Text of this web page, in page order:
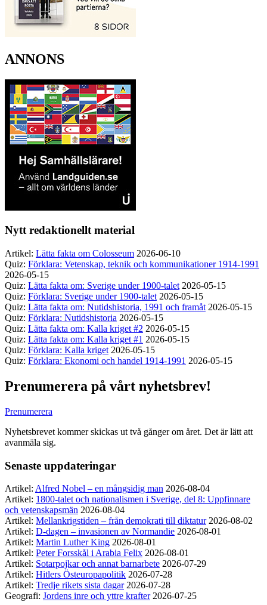
ANNONS
Nytt redaktionellt material
Artikel: Lätta fakta om Colosseum 2026-06-10
Quiz: Förklara: Vetenskap, teknik och kommunikationer 1914-1991
2026-05-15
Quiz: Lätta fakta om: Sverige under 1900-talet 2026-05-15
Quiz: Förklara: Sverige under 1900-talet 2026-05-15
Quiz: Lätta fakta om: Nutidshistoria, 1991 och framåt 2026-05-15
Quiz: Förklara: Nutidshistoria 2026-05-15
Quiz: Lätta fakta om: Kalla kriget #2 2026-05-15
Quiz: Lätta fakta om: Kalla kriget #1 2026-05-15
Quiz: Förklara: Kalla kriget 2026-05-15
Quiz: Förklara: Ekonomi och handel 1914-1991 2026-05-15
Prenumerera på vårt nyhetsbrev!
Prenumerera
Nyhetsbrevet kommer skickas ut två gånger om året. Det är lätt att
avanmäla sig.
Senaste uppdateringar
Artikel: Alfred Nobel – en mångsidig man 2026-08-04
Artikel: 1800-talet och nationalismen i Sverige, del 8: Uppfinnare
och vetenskapsmän 2026-08-04
Artikel: Mellankrigstiden – från demokrati till diktatur 2026-08-02
Artikel: D-dagen – invasionen av Normandie 2026-08-01
Artikel: Martin Luther King 2026-08-01
Artikel: Peter Forsskål i Arabia Felix 2026-08-01
Artikel: Sotarpojkar och annat barnarbete 2026-07-29
Artikel: Hitlers Östeuropapolitik 2026-07-28
Artikel: Tredje rikets sista dagar 2026-07-28
Geografi: Jordens inre och yttre krafter 2026-07-25